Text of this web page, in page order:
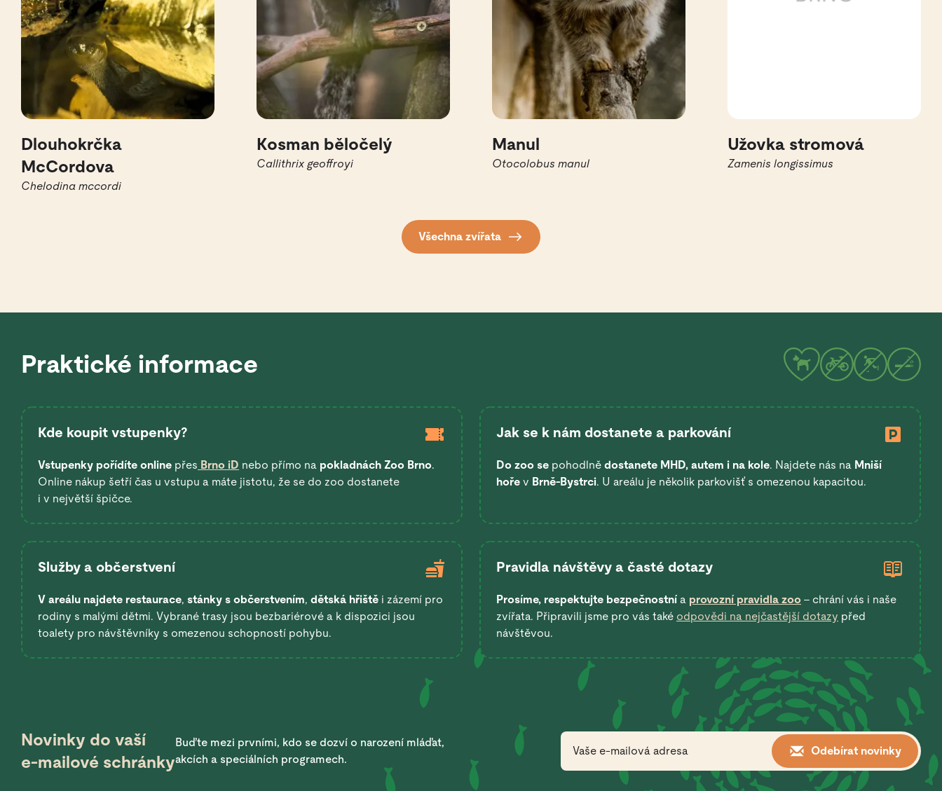
Dlouhokrčka
McCordova
Chelodina mccordi
Kosman běločelý
Callithrix geoffroyi
Manul
Otocolobus manul
Užovka stromová
Zamenis longissimus
Všechna zvířata
Praktické informace
Kde koupit vstupenky?
Vstupenky pořídíte online přes Brno iD nebo přímo na pokladnách Zoo Brno.
Online nákup šetří čas u vstupu a máte jistotu, že se do zoo dostanete
i v největší špičce.
Jak se k nám dostanete a parkování
Do zoo se pohodlně dostanete MHD, autem i na kole. Najdete nás na Mniší
hoře v Brně-Bystrci. U areálu je několik parkovišť s omezenou kapacitou.
Služby a občerstvení
V areálu najdete restaurace, stánky s občerstvením, dětská hřiště i zázemí pro
rodiny s malými dětmi. Vybrané trasy jsou bezbariérové a k dispozici jsou
toalety pro návštěvníky s omezenou schopností pohybu.
Pravidla návštěvy a časté dotazy
Prosíme, respektujte bezpečnostní a provozní pravidla zoo – chrání vás i naše
zvířata. Připravili jsme pro vás také odpovědi na nejčastější dotazy před
návštěvou.
Novinky do vaší
e-mailové schránky
Buďte mezi prvními, kdo se dozví o narození mláďat,
akcích a speciálních programech.
Odebírat novinky